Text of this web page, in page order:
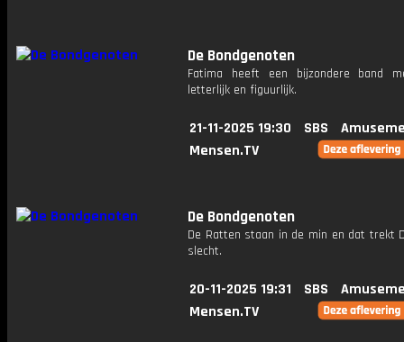
De Bondgenoten
Fatima heeft een bijzondere band
letterlijk en figuurlijk.
21-11-2025 19:30 SBS
Mensen.TV
De Bondgenoten
De Ratten staan in de min en dat trekt
slecht.
20-11-2025 19:31 SBS
Mensen.TV